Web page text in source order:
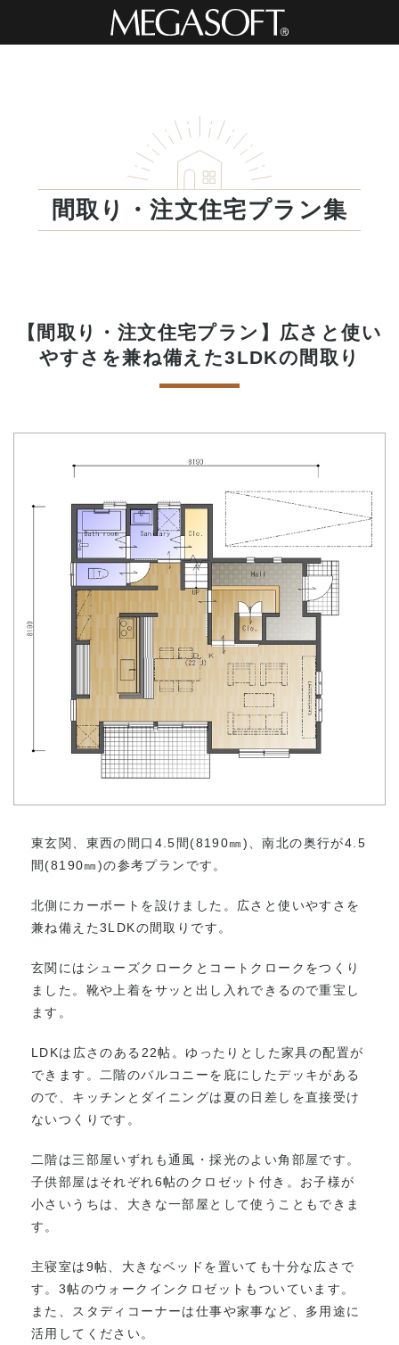
間取り・注文住宅プラン集
【間取り・注文住宅プラン】広さと使い
やすさを兼ね備えた3LDKの間取り
東玄関、東西の間口4.5間(8190㎜)、南北の奥行が4.5
間(8190㎜)の参考プランです。
北側にカーポートを設けました。広さと使いやすさを
兼ね備えた3LDKの間取りです。
玄関にはシューズクロークとコートクロークをつくり
ました。靴や上着をサッと出し入れできるので重宝し
ます。
LDKは広さのある22帖。ゆったりとした家具の配置が
できます。二階のバルコニーを庇にしたデッキがある
ので、キッチンとダイニングは夏の日差しを直接受け
ないつくりです。
二階は三部屋いずれも通風・採光のよい角部屋です。
子供部屋はそれぞれ6帖のクロゼット付き。お子様が
小さいうちは、大きな一部屋として使うこともできま
す。
主寝室は9帖、大きなベッドを置いても十分な広さで
す。3帖のウォークインクロゼットもついています。
また、スタディコーナーは仕事や家事など、多用途に
活用してください。